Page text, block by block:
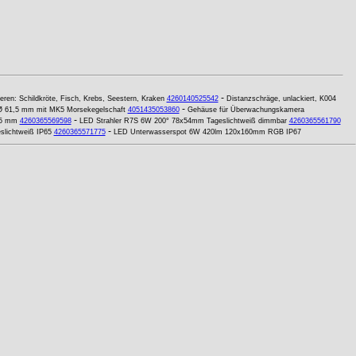
Schildkröte, Fisch, Krebs, Seestern, Kraken 4260140525542- Distanzschräge, unlackiert, K004
61,5 mm mit MK5 Morsekegelschaft 4051435053860- Gehäuse für Überwachungskamera
mm 4260365569598- LED Strahler R7S 6W 200° 78x54mm Tageslichtweiß dimmbar 4260365561790
IP65 4260365571775- LED Unterwasserspot 6W 420lm 120x160mm RGB IP67